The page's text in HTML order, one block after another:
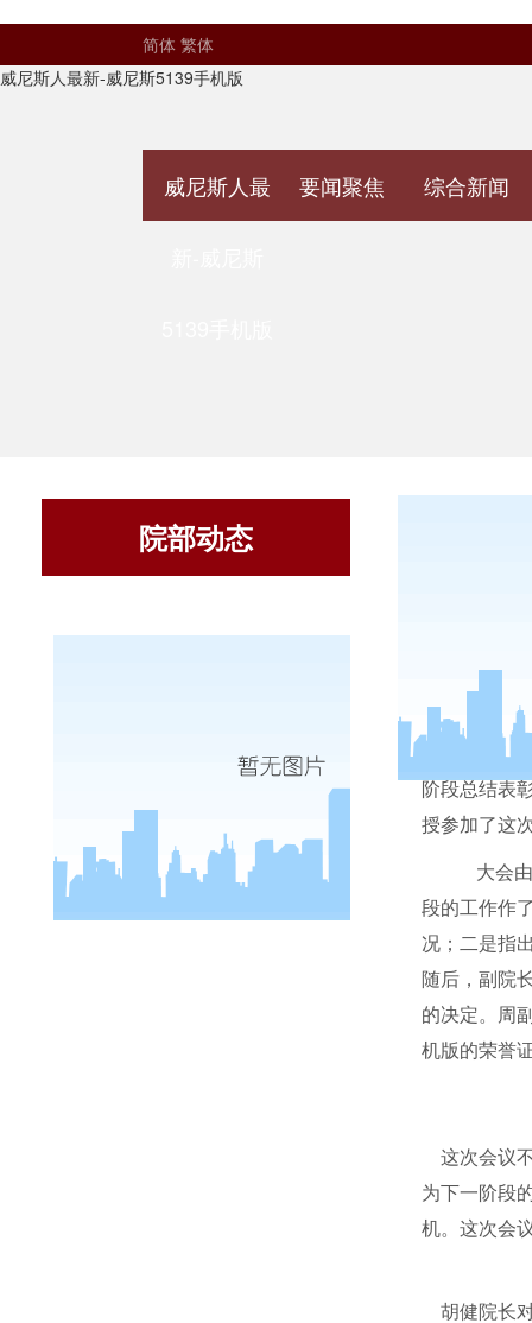
简体 繁体
威尼斯人最新-威尼斯5139手机版
威尼斯人最 要闻聚焦 综合新闻
院部动态
2007
阶段总结表
授参加了这
大会由
段的工作作
况；二是指
随后，副院
的决定。周
机版的荣誉
这次会议
为下一阶段
机。这次会
胡健院长